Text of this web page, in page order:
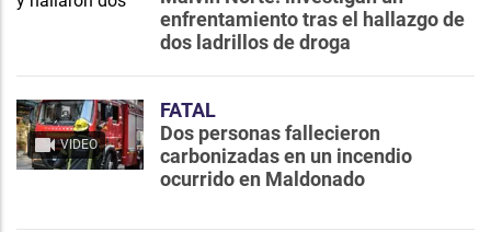
enfrentamiento tras el hallazgo de
dos ladrillos de droga
VIDEO
FATAL
Dos personas fallecieron
carbonizadas en un incendio
ocurrido en Maldonado